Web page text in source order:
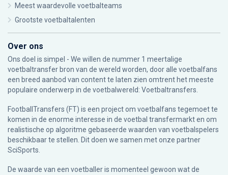
Meest waardevolle voetbalteams
Grootste voetbaltalenten
Over ons
Ons doel is simpel - We willen de nummer 1 meertalige
voetbaltransfer bron van de wereld worden, door alle voetbalfans
een breed aanbod van content te laten zien omtrent het meeste
populaire onderwerp in de voetbalwereld: Voetbaltransfers.
FootballTransfers (FT) is een project om voetbalfans tegemoet te
komen in de enorme interesse in de voetbal transfermarkt en om
realistische op algoritme gebaseerde waarden van voetbalspelers
beschikbaar te stellen. Dit doen we samen met onze partner
SciSports.
De waarde van een voetballer is momenteel gewoon wat de